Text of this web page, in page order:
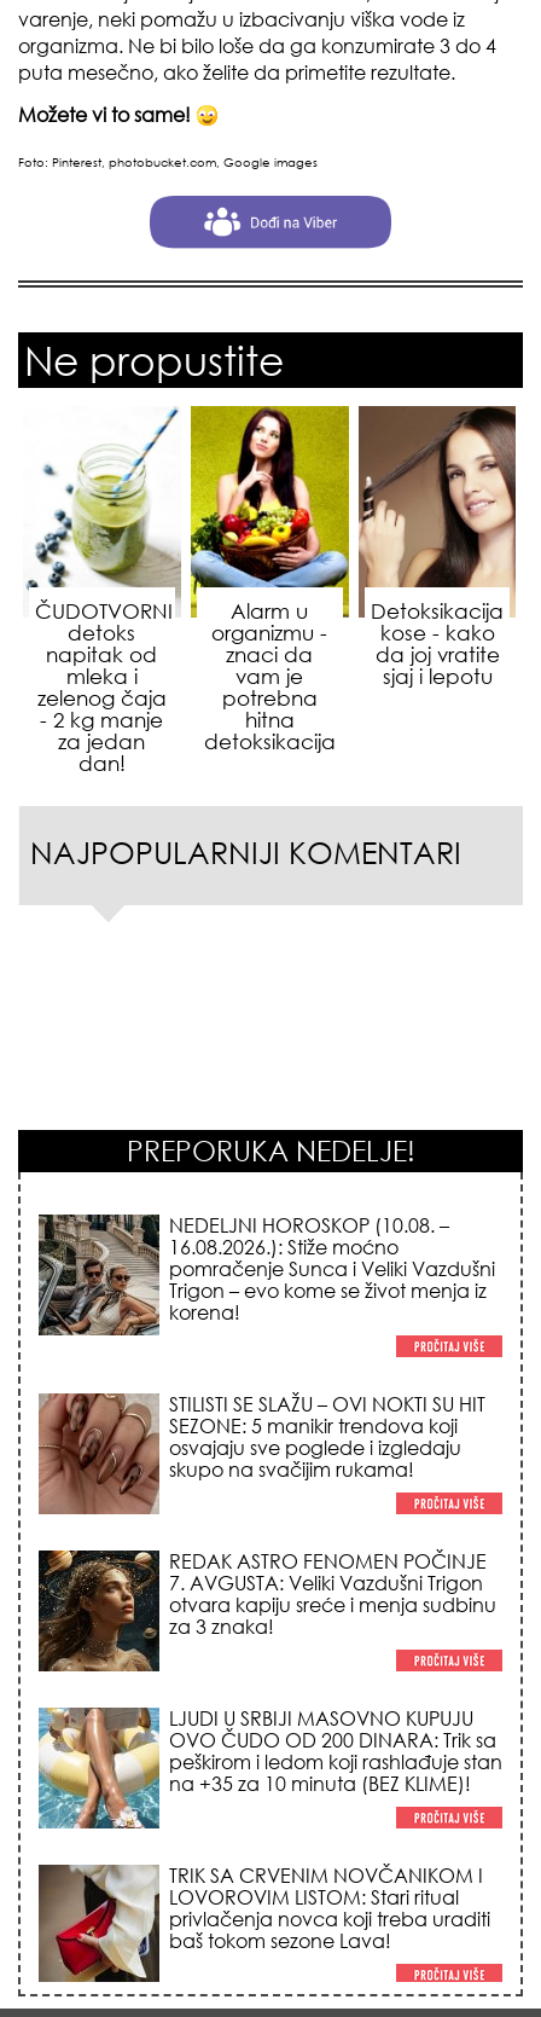
varenje, neki pomažu u izbacivanju viška vode iz
organizma. Ne bi bilo loše da ga konzumirate 3 do 4
puta mesečno, ako želite da primetite rezultate.
Možete vi to same!
Foto: Pinterest, photobucket.com, Google images
Ne propustite
ČUDOTVORNI
detoks
napitak od
mleka i
zelenog čaja
- 2 kg manje
za jedan
dan!
Alarm u
organizmu -
znaci da
vam je
potrebna
hitna
detoksikacija
Detoksikacija
kose - kako
da joj vratite
sjaj i lepotu
NAJPOPULARNIJI KOMENTARI
PREPORUKA NEDELJE!
STILISTI SE SLAŽU – OVI NOKTI SU HIT
SEZONE: 5 manikir trendova koji
osvajaju sve poglede i izgledaju
skupo na svačijim rukama!
7. AVGUSTA: Veliki Vazdušni Trigon
otvara kapiju sreće i menja sudbinu
za 3 znaka!
OVO ČUDO OD 200 DINARA: Trik sa
peškirom i ledom koji rashlađuje stan
na +35 za 10 minuta (BEZ KLIME)!
LOVOROVIM LISTOM: Stari ritual
privlačenja novca koji treba uraditi
baš tokom sezone Lava!
Ovako su naše bake čistile kuću za
0 dinara, a sve je blistalo i mirisalo
danima!
Trik od 0 dinara sa ledom i